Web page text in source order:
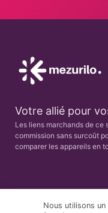
Votre allié pour
Les liens marchands de
commission sans surcoût
comparer les appareils en
Nous utilisons